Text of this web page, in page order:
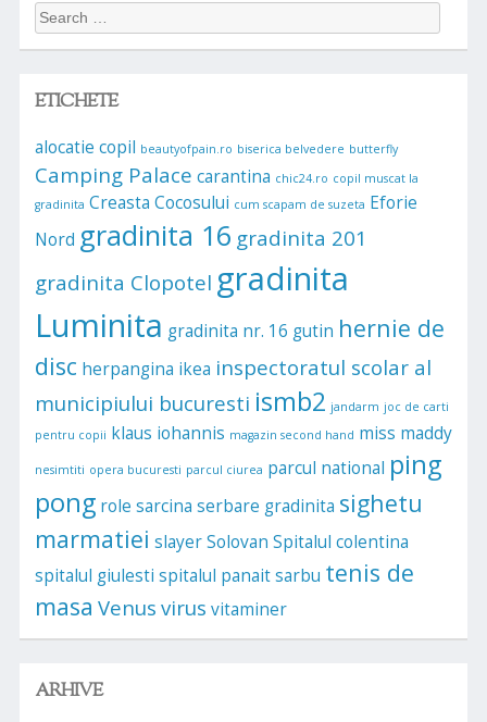
Search
for:
ETICHETE
alocatie copil beautyofpain.ro biserica belvedere butterfly
Camping Palace carantina chic24.ro copil muscat la
gradinita Creasta Cocosului cum scapam de suzeta Eforie
Nord gradinita 16 gradinita 201
gradinita Clopotel gradinita
Luminita gradinita nr. 16 gutin hernie de
disc herpangina ikea inspectoratul scolar al
municipiului bucuresti ismb2 jandarm joc de carti
pentru copii klaus iohannis magazin second hand miss maddy
nesimtiti opera bucuresti parcul ciurea parcul national ping
pong role sarcina serbare gradinita sighetu
marmatiei slayerSolovan Spitalul colentina
spitalul giulesti spitalul panait sarbu tenis de
masa Venus virus vitaminer
ARHIVE